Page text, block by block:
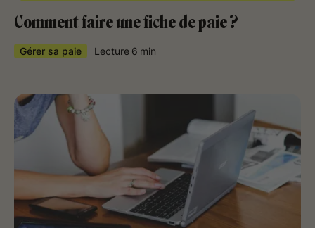
Comment faire une fiche de paie ?
Gérer sa paie Lecture 6 min